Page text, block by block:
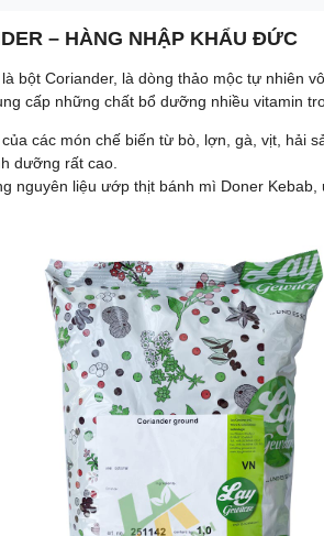
– HÀNG NHẬP KHẨU ĐỨC
bột Coriander, là dòng thảo mộc tự nhiên
cấp những chất bổ dưỡng nhiều vitamin
các món chế biến từ bò, lợn, gà, vịt, hải
dưỡng rất cao.
nguyên liệu ướp thịt bánh mì Doner